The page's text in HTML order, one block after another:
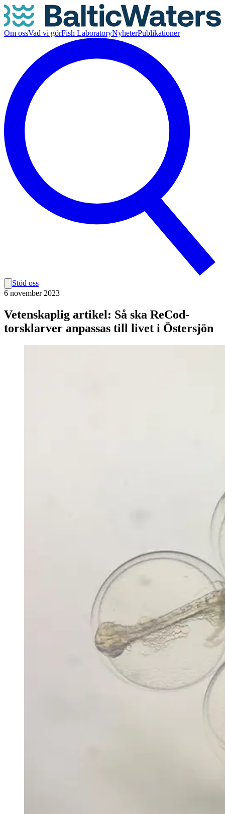
Om ossVad vi görFish LaboratoryNyheterPublikationer
Stöd oss
6 november 2023
Vetenskaplig artikel: Så ska ReCod-
torsklarver anpassas till livet i Östersjön